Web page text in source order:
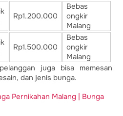
Rp1.200.000
Bebas
ongkir
Malang
Rp1.500.000
Bebas
ongkir
Malang
juga bisa memesan
dan jenis bunga.
Pernikahan Malang | Bunga